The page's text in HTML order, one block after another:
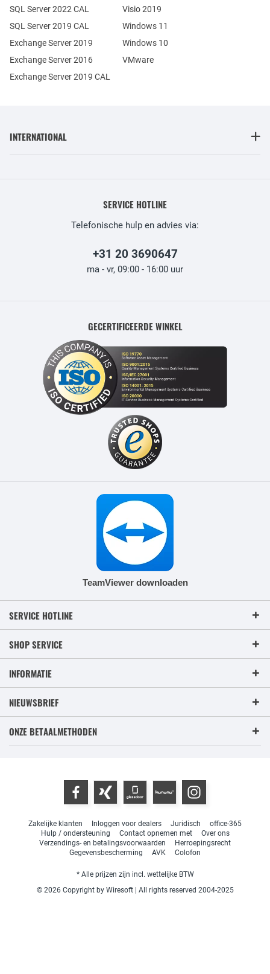
Exchange Server 2019
Exchange Server 2016
SQL Server 2022 CAL
SQL Server 2019 CAL
Exchange Server 2019 CAL
Visio 2019
Windows 11
Windows 10
VMware
INTERNATIONAL
SERVICE HOTLINE
Telefonische hulp en advies via:
+31 20 3690647
ma - vr, 09:00 - 16:00 uur
GECERTIFICEERDE WINKEL
TeamViewer downloaden
SERVICE HOTLINE
SHOP SERVICE
INFORMATIE
NIEUWSBRIEF
ONZE BETAALMETHODEN
Zakelijke klanten Inloggen voor dealers Juridisch
office-365
Hulp / ondersteuning
Contact opnemen met
Over ons
Verzendings- en betalingsvoorwaarden
Herroepingsrecht
Gegevensbescherming
AVK Colofon
* Alle prijzen zijn incl. wettelijke BTW
© 2026 Copyright by Wiresoft | All rights reserved 2004-2025